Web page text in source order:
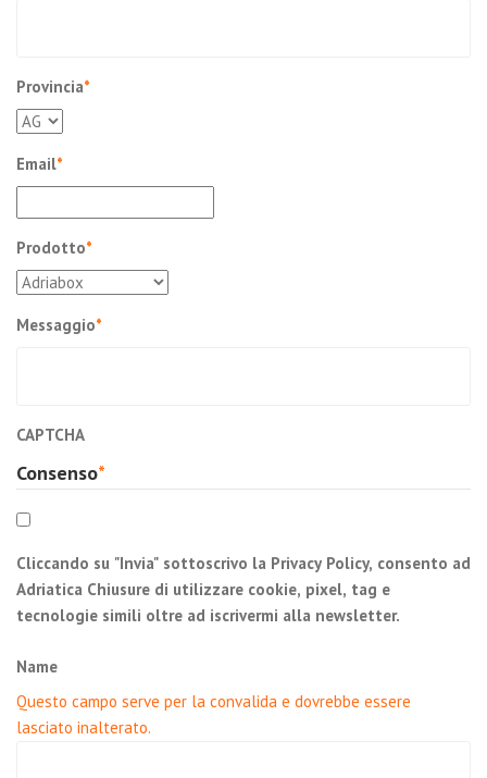
Provincia*
Email*
Prodotto*
Messaggio*
CAPTCHA
Consenso*
Cliccando su "Invia" sottoscrivo la Privacy Policy, consento ad
Adriatica Chiusure di utilizzare cookie, pixel, tag e
tecnologie simili oltre ad iscrivermi alla newsletter.
Name
Questo campo serve per la convalida e dovrebbe essere
lasciato inalterato.